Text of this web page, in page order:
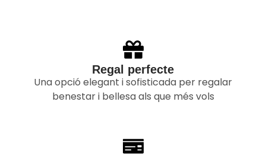
Regal perfecte
Una opció elegant i sofisticada per regalar
benestar i bellesa als que més vols